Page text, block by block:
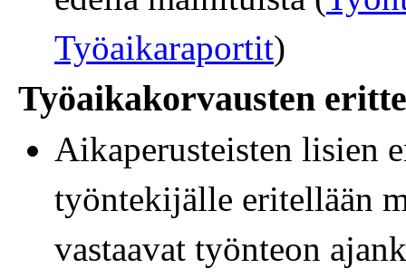
Työaikaraportit)
Työaikakorvausten
Aikaperusteisten lisien
työntekijälle eritellään
vastaavat työnteon